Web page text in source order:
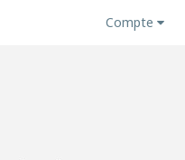
Compte